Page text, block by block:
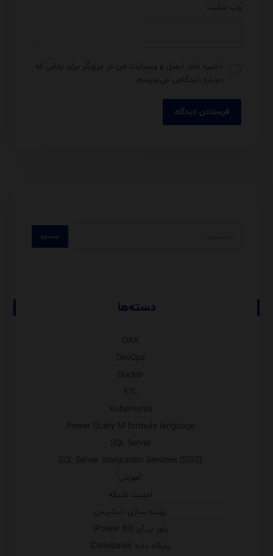
وب‌ سایت
ذخیره نام، ایمیل و وبسایت من در مرورگر برای زمانی که
دوباره دیدگاهی می‌نویسم.
دسته‌ها
DAX
DevOps
Docker
ETL
Kubernetes
Power Query M formula language
SQL Server
SQL Server Integration Services (SSIS)
آموزش
امنیت شبکه
بهینه سازی دیتابیس
پاور بی‌آی (Power BI)
پایگاه داده (Database)